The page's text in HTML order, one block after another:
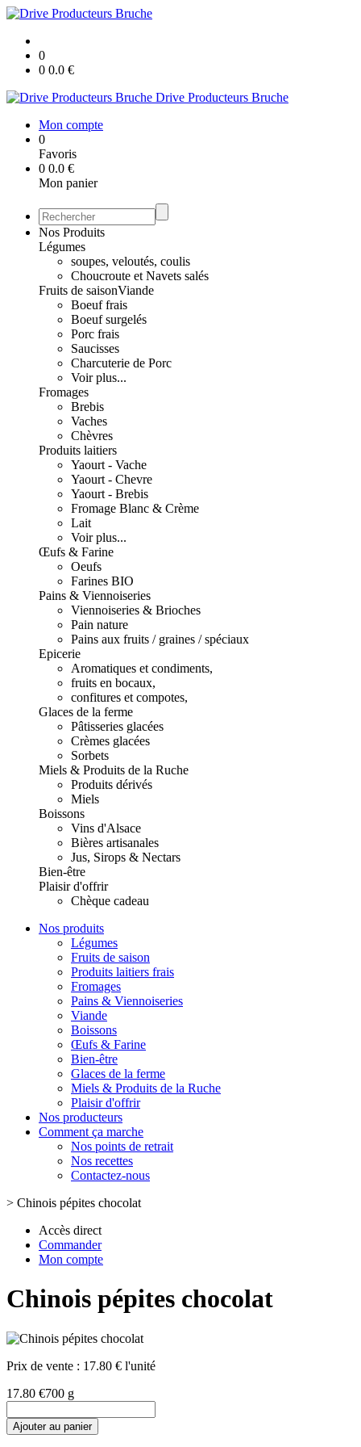
0
0 0.0 €
Drive Producteurs Bruche
Mon compte
0
Favoris
0 0.0 €
Mon panier
Nos Produits
Légumes
soupes, veloutés, coulis
Choucroute et Navets salés
Fruits de saisonViande
Boeuf frais
Boeuf surgelés
Porc frais
Saucisses
Charcuterie de Porc
Voir plus...
Fromages
Brebis
Vaches
Chèvres
Produits laitiers
Yaourt - Vache
Yaourt - Chevre
Yaourt - Brebis
Fromage Blanc & Crème
Lait
Voir plus...
Œufs & Farine
Oeufs
Farines BIO
Pains & Viennoiseries
Viennoiseries & Brioches
Pain nature
Pains aux fruits / graines / spéciaux
Epicerie
Aromatiques et condiments,
fruits en bocaux,
confitures et compotes,
Glaces de la ferme
Pâtisseries glacées
Crèmes glacées
Sorbets
Miels & Produits de la Ruche
Produits dérivés
Miels
Boissons
Vins d'Alsace
Bières artisanales
Jus, Sirops & Nectars
Bien-être
Plaisir d'offrir
Chèque cadeau
Nos produits
Légumes
Fruits de saison
Produits laitiers frais
Fromages
Pains & Viennoiseries
Viande
Boissons
Œufs & Farine
Bien-être
Glaces de la ferme
Miels & Produits de la Ruche
Plaisir d'offrir
Nos producteurs
Comment ça marche
Nos points de retrait
Nos recettes
Contactez-nous
> Chinois pépites chocolat
Accès direct
Commander
Mon compte
Chinois pépites chocolat
Prix de vente : 17.80 € l'unité
17.80 €700 g
Ajouter au panier